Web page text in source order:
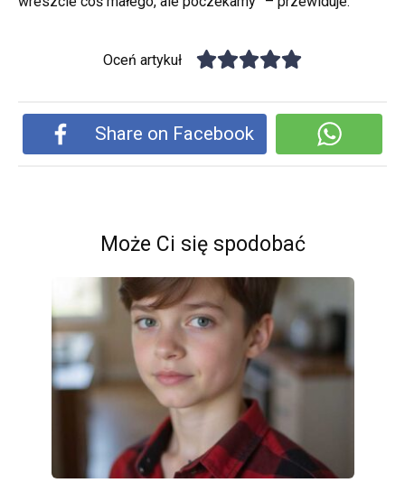
Oceń artykuł
Share on Facebook
Może Ci się spodobać